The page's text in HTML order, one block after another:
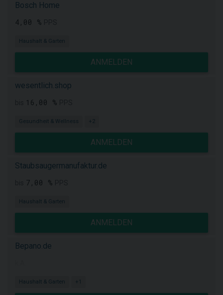
Bosch Home
4,00 %
Haushalt & Garten
ANMELDEN
wesentlich.shop
16,00 %
Gesundheit & Wellness +2
ANMELDEN
Staubsaugermanufaktur.de
7,00 %
Haushalt & Garten
ANMELDEN
Bepano.de
Haushalt & Garten +1